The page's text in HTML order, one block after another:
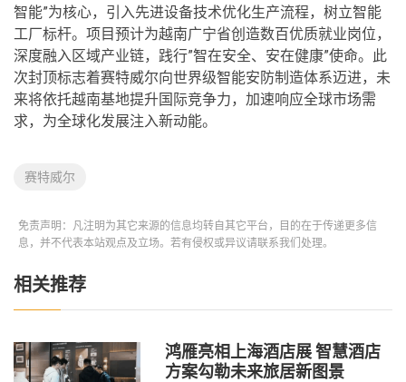
智能”为核心，引入先进设备技术优化生产流程，树立智能
工厂标杆。项目预计为越南广宁省创造数百优质就业岗位，
深度融入区域产业链，践行”智在安全、安在健康”使命。此
次封顶标志着赛特威尔向世界级智能安防制造体系迈进，未
来将依托越南基地提升国际竞争力，加速响应全球市场需
求，为全球化发展注入新动能。
赛特威尔
免责声明：凡注明为其它来源的信息均转自其它平台，目的在于传递更多信
息，并不代表本站观点及立场。若有侵权或异议请联系我们处理。
相关推荐
鸿雁亮相上海酒店展 智慧酒店
方案勾勒未来旅居新图景